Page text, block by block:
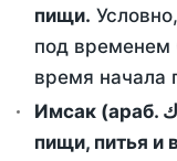
пищи.
под временем
время начала
Имсак (араб. إمساك) - воздержание от приема
пищи, питья и